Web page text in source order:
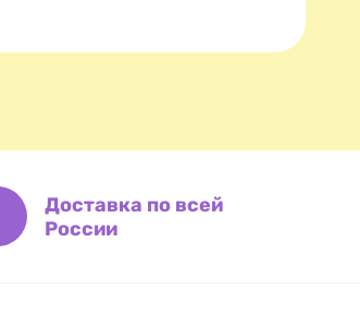
Доставка по всей
России